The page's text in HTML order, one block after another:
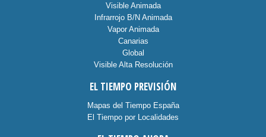
Visible Animada
Infrarrojo B/N Animada
Vapor Animada
Canarias
Global
Visible Alta Resolución
EL TIEMPO PREVISIÓN
Mapas del Tiempo España
El Tiempo por Localidades